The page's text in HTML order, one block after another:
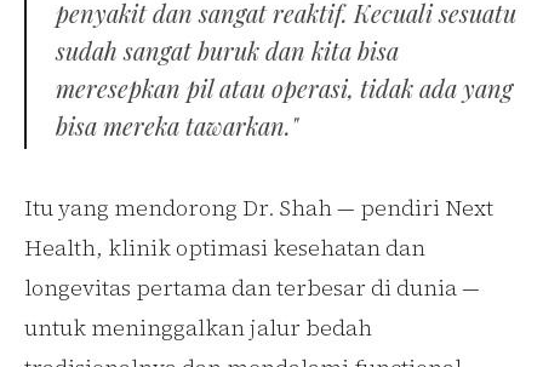
penyakit dan sangat reaktif. Kecuali sesuatu
sudah sangat buruk dan kita bisa
meresepkan pil atau operasi, tidak ada yang
bisa mereka tawarkan."
Itu yang mendorong Dr. Shah — pendiri Next
Health, klinik optimasi kesehatan dan
longevitas pertama dan terbesar di dunia —
untuk meninggalkan jalur bedah